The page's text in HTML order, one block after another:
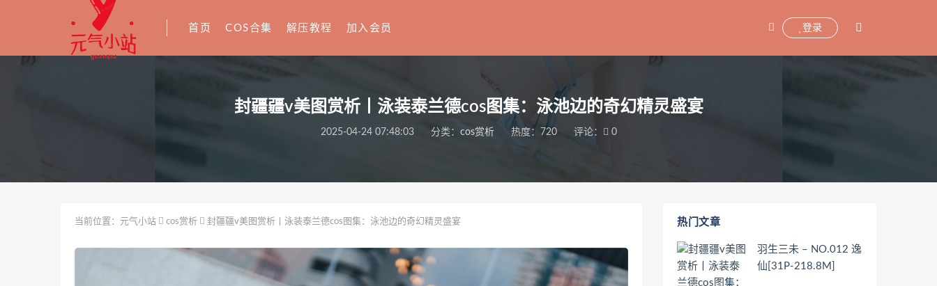
首页 COS合集 解压教程 加入会员 登录
封疆疆v美图赏析丨泳装泰兰德cos图集：泳池边的奇幻精灵盛宴
2025-04-24 07:48:03 分类： cos赏析 热度：720 评论： 0
当前位置： 元气小站 cos赏析 封疆疆v美图赏析丨泳装泰兰德cos图集：泳池边的奇幻精灵盛宴 热门文章
羽生三未 – NO.012 逸
仙[31P-218.8M]